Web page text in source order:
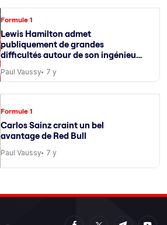
Formule 1
Lewis Hamilton admet
publiquement de grandes
difficultés autour de son ingénieur
Paul Vaussy 7 y
Formule 1
Carlos Sainz craint un bel
avantage de Red Bull
Paul Vaussy 7 y